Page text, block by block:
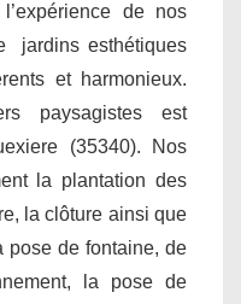
de nos
jardins esthétiques
et harmonieux.
paysagistes est
(35340). Nos
la plantation des
la clôture ainsi que
pose de fontaine, de
la pose de